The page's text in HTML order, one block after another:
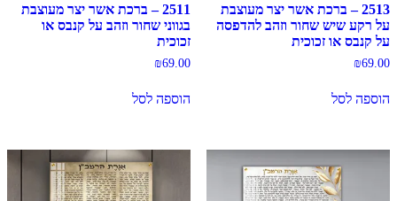
2513 – ברכת אשר יצר מעוצבת
על רקע שיש שחור וזהב להדפסה
על קנבס או זכוכית
₪69.00
הוספה לסל
2511 – ברכת אשר יצר מעוצבת
בגווני שחור וזהב על קנבס או
זכוכית
₪69.00
הוספה לסל